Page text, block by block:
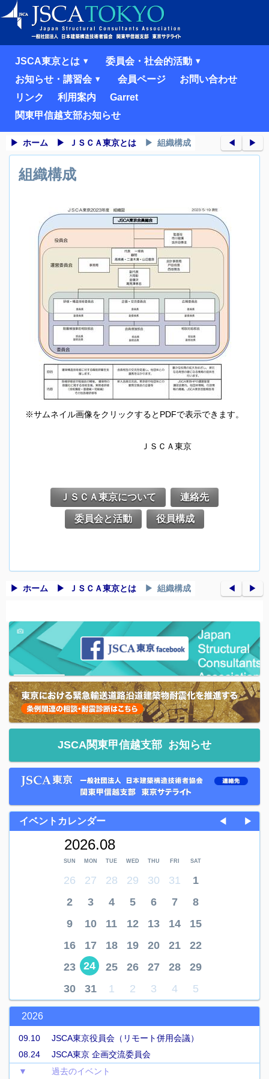
JSCA東京とは
委員会・社会的活動
お知らせ・講習会
会員ページ
お問い合わせ
リンク
利用案内
Garret
関東甲信越支部お知らせ
ホーム ＪＳＣＡ東京とは 組織構成 ◀︎ ▶︎
組織構成
※サムネイル画像をクリックするとPDFで表示できます。
ＪＳＣＡ東京
ＪＳＣＡ東京について 連絡先
委員会と活動 役員構成
ホーム ＪＳＣＡ東京とは 組織構成 ◀︎ ▶︎
JSCA関東甲信越支部 お知らせ
イベントカレンダー ◀ ▶
2026.08
SUN MON TUE WED THU FRI SAT
26 27 28 29 30 31
1
2
3 4 5 6 7
8
9
10 11 12 13 14
15
16
17 18 19 20 21
22
23
24 25 26 27 28
29
30
31 1 2 3 4 5
2026
09.10
JSCA東京役員会（リモート併用会議）
08.24
JSCA東京 企画交流委員会
▼
過去のイベント